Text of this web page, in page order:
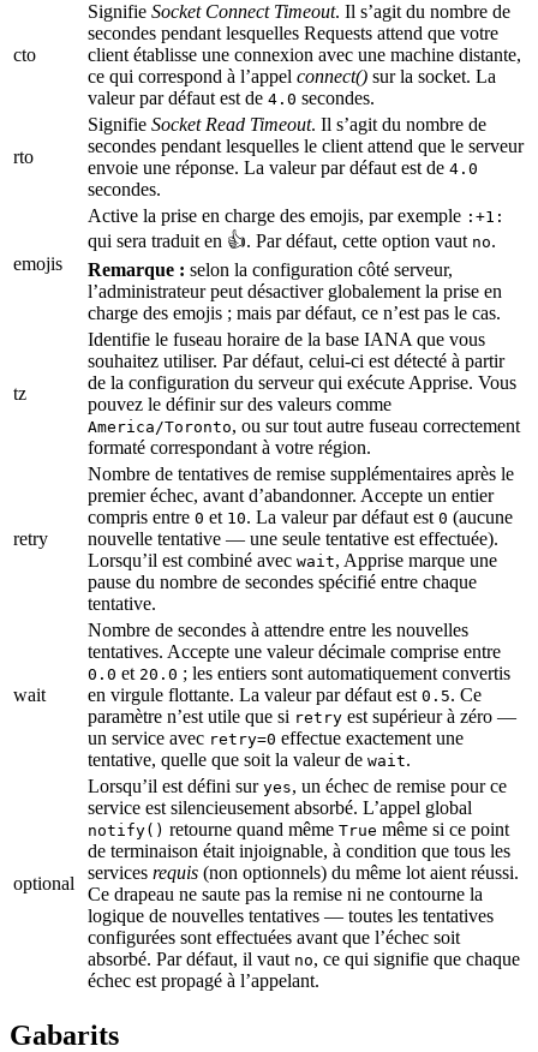
cto
Signifie Socket Connect Timeout. Il s’agit du nombre de
secondes pendant lesquelles Requests attend que votre
client établisse une connexion avec une machine distante,
ce qui correspond à l’appel connect() sur la socket. La
valeur par défaut est de 4.0 secondes.
rto
Signifie Socket Read Timeout. Il s’agit du nombre de
secondes pendant lesquelles le client attend que le serveur
envoie une réponse. La valeur par défaut est de 4.0
secondes.
emojis
Active la prise en charge des emojis, par exemple :+1:
qui sera traduit en 👍. Par défaut, cette option vaut no.
Remarque : selon la configuration côté serveur,
l’administrateur peut désactiver globalement la prise en
charge des emojis ; mais par défaut, ce n’est pas le cas.
tz
Identifie le fuseau horaire de la base IANA que vous
souhaitez utiliser. Par défaut, celui-ci est détecté à partir
de la configuration du serveur qui exécute Apprise. Vous
pouvez le définir sur des valeurs comme
America/Toronto, ou sur tout autre fuseau correctement
formaté correspondant à votre région.
retry
Nombre de tentatives de remise supplémentaires après le
premier échec, avant d’abandonner. Accepte un entier
compris entre 0 et 10. La valeur par défaut est 0 (aucune
nouvelle tentative — une seule tentative est effectuée).
Lorsqu’il est combiné avec wait, Apprise marque une
pause du nombre de secondes spécifié entre chaque
tentative.
wait
Nombre de secondes à attendre entre les nouvelles
tentatives. Accepte une valeur décimale comprise entre
0.0 et 20.0 ; les entiers sont automatiquement convertis
en virgule flottante. La valeur par défaut est 0.5. Ce
paramètre n’est utile que si retry est supérieur à zéro —
un service avec retry=0 effectue exactement une
tentative, quelle que soit la valeur de wait.
optional
Lorsqu’il est défini sur yes, un échec de remise pour ce
service est silencieusement absorbé. L’appel global
notify() retourne quand même True même si ce point
de terminaison était injoignable, à condition que tous les
services requis (non optionnels) du même lot aient réussi.
Ce drapeau ne saute pas la remise ni ne contourne la
logique de nouvelles tentatives — toutes les tentatives
configurées sont effectuées avant que l’échec soit
absorbé. Par défaut, il vaut no, ce qui signifie que chaque
échec est propagé à l’appelant.
Gabarits